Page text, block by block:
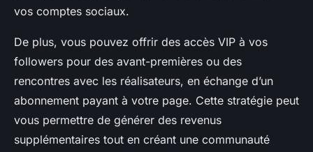
vos comptes sociaux.
De plus, vous pouvez offrir des accès VIP à vos
followers pour des avant-premières ou des
rencontres avec les réalisateurs, en échange d’un
abonnement payant à votre page. Cette stratégie peut
vous permettre de générer des revenus
supplémentaires tout en créant une communauté